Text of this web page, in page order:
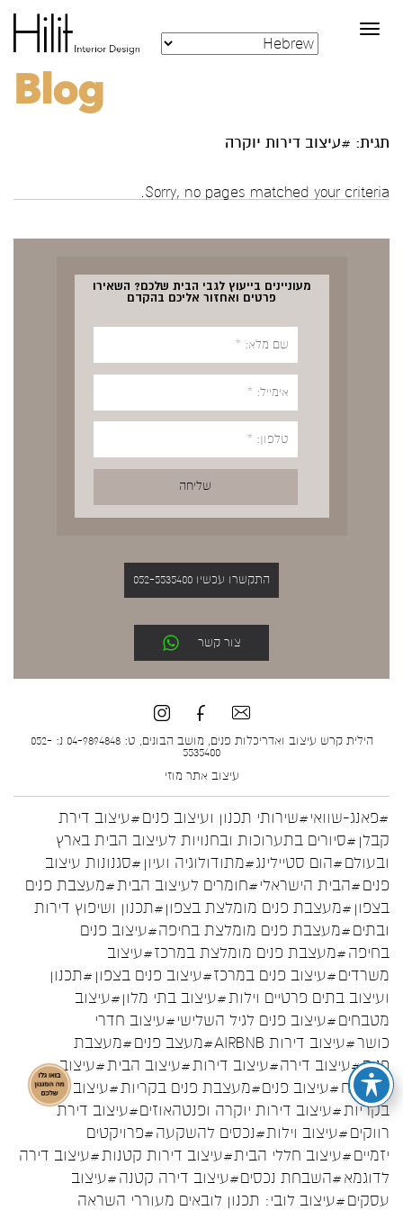
Toggle
navigation
Blog
תגית: #עיצוב דירות יוקרה
Sorry, no pages matched your criteria.
מעוניינים בייעוץ לגבי הבית שלכם? השאירו
פרטים ואחזור אליכם בהקדם
התקשרו עכשיו 052-5535400
צור קשר
הילית קרש עיצוב ואדריכלות פנים, מושב הבונים, ט: 04-9894848 נ: 052-
5535400
עיצוב אתר מוזי
#פאנג-שוואי#שירותי תכנון ועיצוב פנים#עיצוב דירת
קבלן #סיורים בתערוכות ובחנויות לעיצוב הבית בארץ
ובעולם#הום סטיילינג#מתודולוגיה ועיון #סגנונות עיצוב
פנים#הבית הישראלי#חומרים לעיצוב הבית#מעצבת פנים
בצפון #מעצבת פנים מומלצת בצפון#תכנון ושיפוץ דירות
ובתים#מעצבת פנים מומלצת בחיפה#עיצוב פנים
בחיפה#מעצבת פנים מומלצת במרכז#עיצוב
משרדים#עיצוב פנים במרכז#עיצוב פנים בצפון #תכנון
ועיצוב בתים פרטיים וילות#עיצוב בתי מלון#עיצוב
מטבחים#עיצוב פנים לגיל השלישי#עיצוב חדרי
כושר#עיצוב דירות AIRBNB #מעצב פנים#מעצבת
פנים#עיצוב דירה#עיצוב דירות#עיצוב הבית#עיצוב
המטבח#עיצוב פנים#מעצבת פנים בקריות#עיצוב פנים
בקריות#עיצוב דירות יוקרה ופנטהאוזים#עיצוב דירת
רווקים#עיצוב וילות#נכסים להשקעה#פרויקטים
יזמיים#עיצוב חללי הבית#עיצוב דירות קטנות#עיצוב דירה
לדוגמא#השבחת נכסים#עיצוב דירה קטנה#עיצוב
עסקים#עיצוב לובי: תכנון לובאים מעוררי השראה